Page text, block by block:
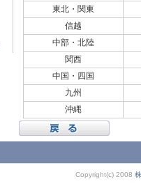
東北・関東
信越
中部・北陸
関西
中国・四国
九州
沖縄
Copyright(c) 2008